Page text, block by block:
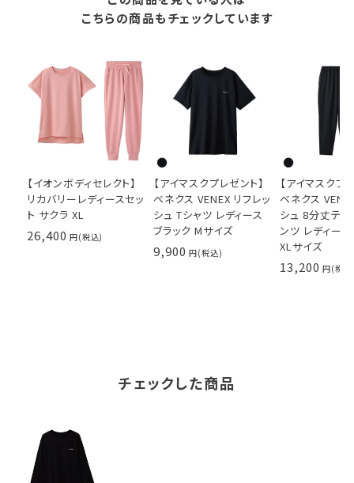
こちらの商品もチェックしています
【イオンボディセレクト】
リカバリーレディースセッ
ト サクラ XL
26,400
【アイマスクプレゼント】
ベネクス VENEX リフレッ
シュ Tシャツ レディース
ブラック Mサイズ
9,900
【アイマスクプ
ベネクス
シュ 8分丈テ
ンツ レディース
XLサイズ
13,200
チェックした商品